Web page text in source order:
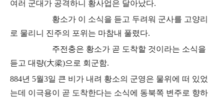
여러 군대가 공격하니 황사업은 달아났다.
황소가 이 소식을 듣고 두려워 군사를 고양리
로 물리니 진주의 포위는 마참내 풀렸다.
주전충은 황소가 곧 도착할 것이라는 소식을
듣고 대량(大梁)으로 회군함.
884년 5월3일 큰 비가 내려 황소의 군영은 물위에 떠 있었
는데 이극용이 곧 도착한다는 소식에 동북쪽 변주로 향하